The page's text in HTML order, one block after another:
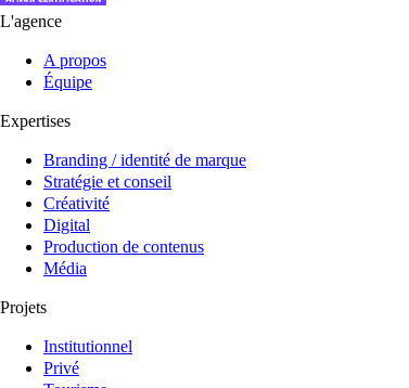
L'agence
A propos
Équipe
Expertises
Branding / identité de marque
Stratégie et conseil
Créativité
Digital
Production de contenus
Média
Projets
Institutionnel
Privé